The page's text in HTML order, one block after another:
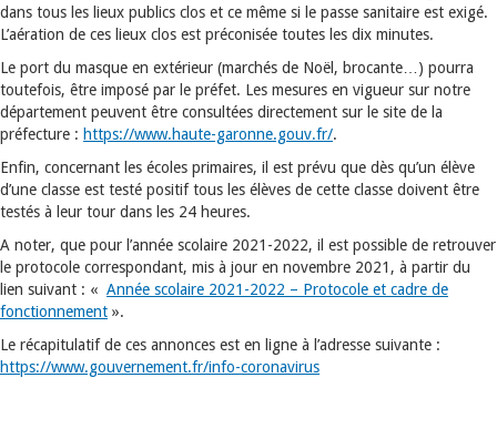
dans tous les lieux publics clos et ce même si le passe sanitaire est exigé.
L’aération de ces lieux clos est préconisée toutes les dix minutes.
Le port du masque en extérieur (marchés de Noël, brocante…) pourra
toutefois, être imposé par le préfet. Les mesures en vigueur sur notre
département peuvent être consultées directement sur le site de la
préfecture : https://www.haute-garonne.gouv.fr/.
Enfin, concernant les écoles primaires, il est prévu que dès qu’un élève
d’une classe est testé positif tous les élèves de cette classe doivent être
testés à leur tour dans les 24 heures.
A noter, que pour l’année scolaire 2021-2022, il est possible de retrouver
le protocole correspondant, mis à jour en novembre 2021, à partir du
lien suivant : « Année scolaire 2021-2022 – Protocole et cadre de
fonctionnement ».
Le récapitulatif de ces annonces est en ligne à l’adresse suivante :
https://www.gouvernement.fr/info-coronavirus